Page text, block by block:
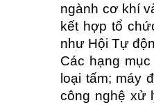
ngành cơ khí
kết hợp tổ
như Hội Tự
Các hạng
loại tấm; máy
công nghệ xử